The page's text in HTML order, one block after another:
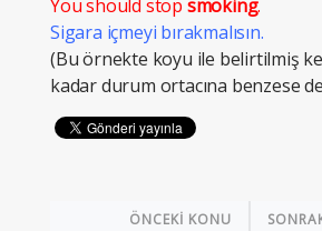
You should stop smoking.
Sigara içmeyi bırakmalısın.
(Bu örnekte koyu ile belirtilmiş
kadar durum ortacına benzese
ÖNCEKİ KONU